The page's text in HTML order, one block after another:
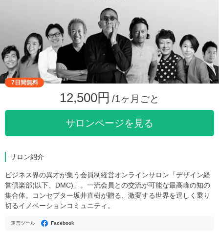
7日間無料
12,500円 /1ヶ月ごと
サロンページを見る
サロン紹介
ビジネス界の異才が集う会員制経営オンラインサロン「デザイン経
営倶楽部(以下、DMC)」。一流会員との交流が可能な最高峰の知の
集合体。コンセプター坂井直樹が贈る、激変する世界を逞しく乗り
切るイノベーションコミュニティ。
運営ツール Facebook